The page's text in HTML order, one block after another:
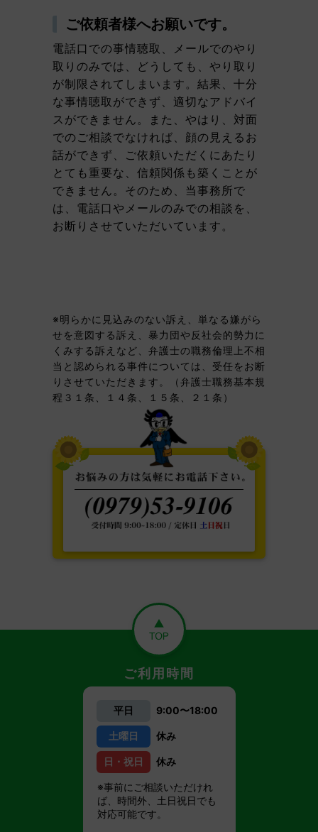
ご依頼者様へお願いです。
電話口での事情聴取、メールでのやり
取りのみでは、どうしても、やり取り
が制限されてしまいます。結果、十分
な事情聴取ができず、適切なアドバイ
スができません。また、やはり、対面
でのご相談でなければ、顔の見えるお
話ができず、ご依頼いただくにあたり
とても重要な、信頼関係も築くことが
できません。そのため、当事務所で
は、電話口やメールのみでの相談を、
お断りさせていただいています。
※明らかに見込みのない訴え、単なる嫌がら
せを意図する訴え、暴力団や反社会的勢力に
くみする訴えなど、弁護士の職務倫理上不相
当と認められる事件については、受任をお断
りさせていただきます。（弁護士職務基本規
程３１条、１４条、１５条、２１条）
ご利用時間
平日 9:00〜18:00
土曜日 休み
日・祝日 休み
※事前にご相談いただけれ
ば、時間外、土日祝日でも
対応可能です。